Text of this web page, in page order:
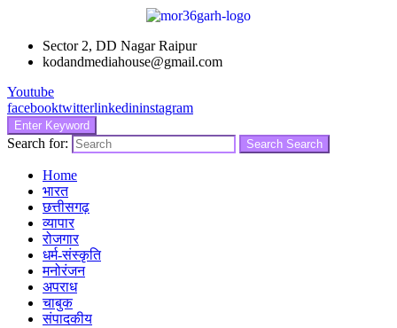
Sector 2, DD Nagar Raipur
kodandmediahouse@gmail.com
Youtube
facebooktwitterlinkedininstagram
Enter Keyword
Search for: Search Search
Home
भारत
छत्तीसगढ़
व्यापार
रोजगार
धर्म-संस्कृति
मनोरंजन
अपराध
चाबुक
संपादकीय